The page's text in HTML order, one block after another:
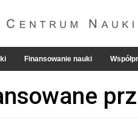
Finansowanie nauki